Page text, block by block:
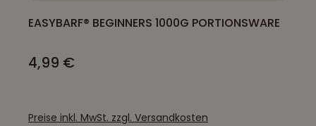
EASYBARF® BEGINNERS 1000G PORTIONSWARE
4,99 €
Preise inkl. MwSt. zzgl. Versandkosten